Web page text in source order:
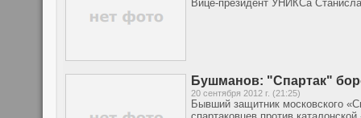
Вице-президент УНИКСа
Бушманов: "Спартак"
20 сентября 2012 г. (21:25)
Бывший защитник московского